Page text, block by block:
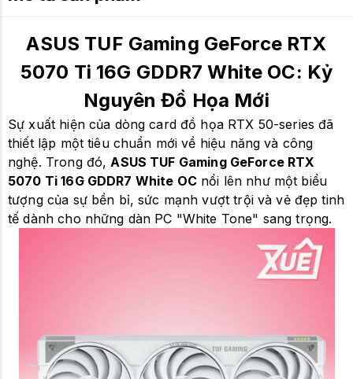
ASUS TUF Gaming GeForce RTX
5070 Ti 16G GDDR7 White OC: Kỷ
Nguyên Đồ Họa Mới
Sự xuất hiện của dòng card đồ họa RTX 50-series đã
thiết lập một tiêu chuẩn mới về hiệu năng và công
nghệ. Trong đó,ASUS TUF Gaming GeForce RTX
5070 Ti 16G GDDR7 White OCnổi lên như một biểu
tượng của sự bền bỉ, sức mạnh vượt trội và vẻ đẹp tinh
tế dành cho những dàn PC "White Tone" sang trọng.